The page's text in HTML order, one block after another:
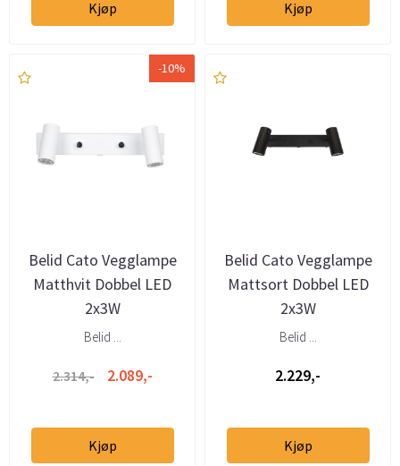
Kjøp Kjøp
-10%
Belid Cato Vegglampe
Matthvit Dobbel LED
2x3W
Belid ...
2.314,- 2.089,-
Kjøp
Belid Cato Vegglampe
Mattsort Dobbel LED
2x3W
Belid ...
2.229,-
Kjøp